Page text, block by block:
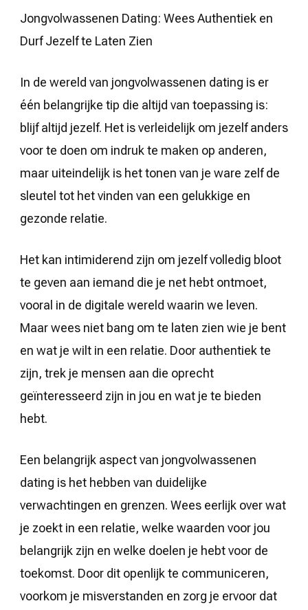
Jongvolwassenen Dating: Wees Authentiek en
Durf Jezelf te Laten Zien
In de wereld van jongvolwassenen dating is er
één belangrijke tip die altijd van toepassing is:
blijf altijd jezelf. Het is verleidelijk om jezelf anders
voor te doen om indruk te maken op anderen,
maar uiteindelijk is het tonen van je ware zelf de
sleutel tot het vinden van een gelukkige en
gezonde relatie.
Het kan intimiderend zijn om jezelf volledig bloot
te geven aan iemand die je net hebt ontmoet,
vooral in de digitale wereld waarin we leven.
Maar wees niet bang om te laten zien wie je bent
en wat je wilt in een relatie. Door authentiek te
zijn, trek je mensen aan die oprecht
geïnteresseerd zijn in jou en wat je te bieden
hebt.
Een belangrijk aspect van jongvolwassenen
dating is het hebben van duidelijke
verwachtingen en grenzen. Wees eerlijk over wat
je zoekt in een relatie, welke waarden voor jou
belangrijk zijn en welke doelen je hebt voor de
toekomst. Door dit openlijk te communiceren,
voorkom je misverstanden en zorg je ervoor dat